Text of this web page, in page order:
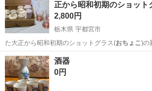
正から昭和初期のショッ
2,800円
栃木県 宇都宮市
た大正から昭和初期のショットグラス(おちょこ )の
12個セットで…
栃木 宇都宮市
酒器
0円